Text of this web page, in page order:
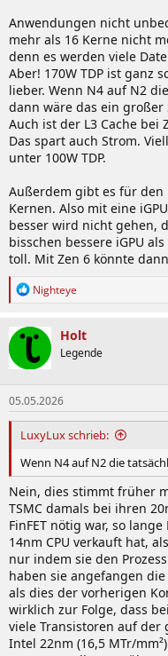
Anwendungen nicht
mehr als 16 Kerne nicht
denn es werden viele
Aber! 170W TDP ist ganz
lieber. Wenn N4 auf N2
dann wäre das ein
Auch ist der L3 Cache bei
Das spart auch Strom.
unter 100W TDP.
Außerdem gibt es für den
Kernen. Also mit eine
besser wird nicht gehen,
bisschen bessere iGPU
toll. Mit Zen 6 könnte
R
k
t
i
o
n
e
n
:
Nighteye
Holt
Legende
05.05.2026
LuxyLux schrieb:
Wenn N4 auf N2 die
Nein, dies stimmt früher
TSMC damals bei ihren
FinFET nötig war, so
14nm CPU verkauft hat,
nur indem sie den
haben sie angefangen
als dies der vorherigen
wirklich zur Folge, dass
viele Transistoren auf der
Intel 22nm (16,5 MTr/